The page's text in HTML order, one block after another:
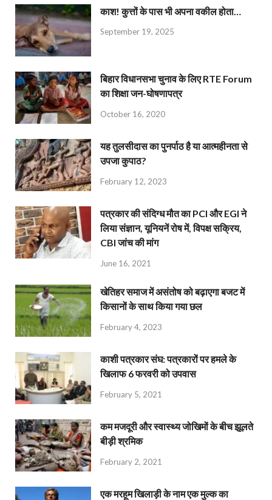
काश! कुत्तों के पास भी अपना वकील होता…
September 19, 2025
बिहार विधानसभा चुनाव के लिए RTE Forum
का शिक्षा जन-घोषणापत्र
October 16, 2020
यह तुलसीदास का पुनर्पाठ है या आत्महीनता से
उपजा कुपाठ?
February 12, 2023
पत्रकार की संदिग्ध मौत का PCI और EGI ने
लिया संज्ञान, यूनियनें रोष में, विपक्ष सक्रिय,
CBI जांच की मांग
June 16, 2021
खेतिहर समाज में असंतोष को बढ़ाएगा बजट में
किसानों के साथ किया गया छल
February 4, 2023
काशी पत्रकार संघ: पत्रकारों पर हमले के
खिलाफ 6 फरवरी को उपवास
February 5, 2021
कम मजदूरी और स्वास्थ्य जोखिमों के बीच झूलते
बीड़ी श्रमिक
February 2, 2021
एक मरहूम खिलाड़ी के नाम एक मुल्क का